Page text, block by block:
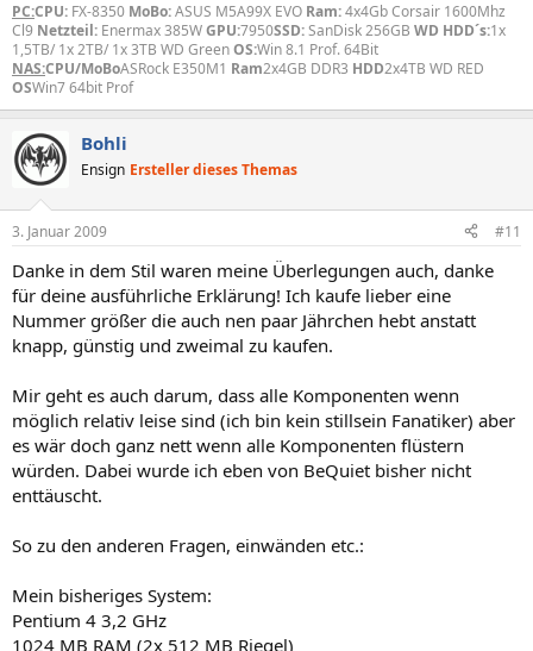
PC:CPU: FX-8350 MoBo:ASUS M5A99X EVO Ram:4x4Gb Corsair 1600Mhz
Cl9 Netzteil: Enermax 385WGPU:7950SSD:SanDisk 256GB WD HDD´s:1x
1,5TB/ 1x 2TB/ 1x 3TB WD GreenOS:Win 8.1 Prof. 64Bit
NAS:CPU/MoBoASRock E350M1 Ram2x4GB DDR3 HDD2x4TB WD RED
OSWin7 64bit Prof
Bohli
Ensign Ersteller dieses Themas
3. Januar 2009 #11
Danke in dem Stil waren meine Überlegungen auch, danke
für deine ausführliche Erklärung! Ich kaufe lieber eine
Nummer größer die auch nen paar Jährchen hebt anstatt
knapp, günstig und zweimal zu kaufen.
Mir geht es auch darum, dass alle Komponenten wenn
möglich relativ leise sind (ich bin kein stillsein Fanatiker) aber
es wär doch ganz nett wenn alle Komponenten flüstern
würden. Dabei wurde ich eben von BeQuiet bisher nicht
enttäuscht.
So zu den anderen Fragen, einwänden etc.:
Mein bisheriges System:
Pentium 4 3,2 GHz
1024 MB RAM (2x 512 MB Riegel)